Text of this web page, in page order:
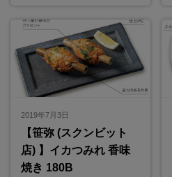
2019年7月3日
【笹弥 (スクンビット
店) 】イカつみれ 香味
焼き 180B